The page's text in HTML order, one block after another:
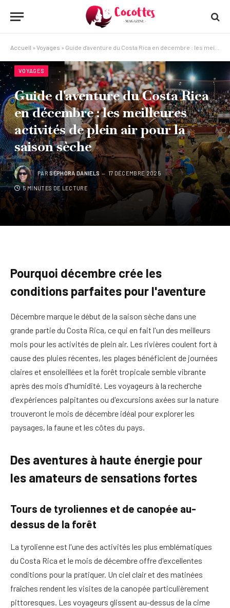
Accueil » Voyages » Guide d'aventure du Costa Rica en décembre : les meilleures activités de plein air pour la saison sèche
VOYAGES
Guide d'aventure du Costa Rica
en décembre : les meilleures
activités de plein air pour la
saison sèche
PARSÉPHORA DANIELS 17 DÉCEMBRE 2025
5 MINUTES DE LECTURE
Pourquoi décembre crée les
conditions parfaites pour l'aventure
Décembre marque le début de la saison sèche dans une
grande partie du Costa Rica, ce qui en fait l'un des meilleurs
mois pour les activités de plein air. Les rivières coulent fort à
cause des pluies récentes, les plages bénéficient de journées
claires et ensoleillées et la forêt tropicale semble vibrante
après des mois d'humidité. Les voyageurs à la recherche
d'expériences palpitantes ou d'excursions axées sur la nature
trouveront le mois de décembre idéal pour explorer les
paysages, la faune et les côtes du pays.
Des aventures à haute énergie pour
les amateurs de sensations fortes
Tours de tyroliennes et de canopée au-
dessus de la forêt
La tyrolienne est l'une des activités les plus emblématiques
du Costa Rica et le mois de décembre offre d'excellentes
conditions pour la pratiquer. Un ciel clair et des matinées
fraîches rendent les visites de la canopée particulièrement
pittoresques. Les voyageurs glissent au-dessus de la cime